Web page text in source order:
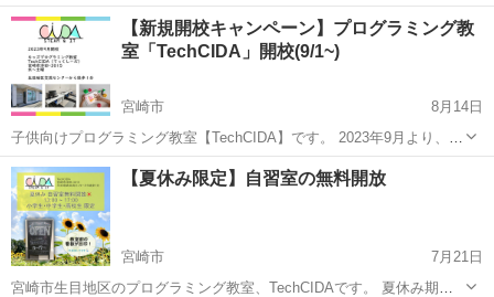
TechCIDAでは、2024年3月1日から4月30日まで、春の新規入会キャン
ペーンを開催します。 この期間中、入会金無料＆入会月の月謝半額の
特典をご用意し...
宮崎 宮崎市 プログラミング キッズプログラミング
【新規開校キャンペーン】プログラミング教
室「TechCIDA」開校(9/1~)
宮崎市
8月14日
子供向けプログラミング教室【TechCIDA】です。 2023年9月より、生
目地区交流センターから徒歩1分の場所に新規開校します☆彡 新規開
校記念として、３つの超お得なキャンペーンを行っております！ ★入
会金（11,0...
宮崎 宮崎市 プログラミング 無料
【夏休み限定】自習室の無料開放
宮崎市
7月21日
宮崎市生目地区のプログラミング教室、TechCIDAです。 夏休み期